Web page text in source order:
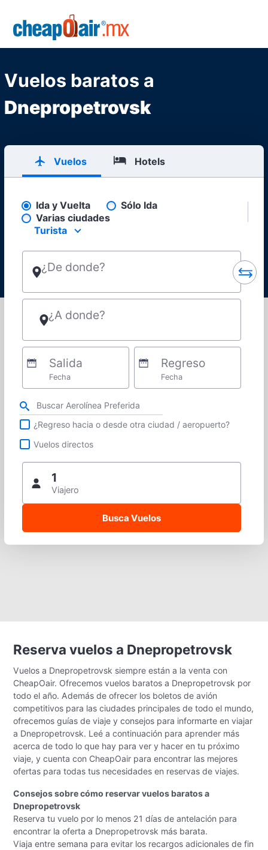
Skip to main content
Vuelos baratos a
Dnepropetrovsk
Vuelos Hotels
Pick your flight type
Ida y Vuelta
Sólo Ida
Varias ciudades
Select your preferred seating class.
Turista
¿De donde?
¿A donde?
Salida
Fecha
Regreso
Fecha
Refina tu búsqueda por aerolínea, ciudad o aeropuerto o vuelos directos
¿Regreso hacia o desde otra ciudad / aeropuerto?
Vuelos directos
1
Viajero
Reserva vuelos a Dnepropetrovsk
Vuelos a Dnepropetrovsk siempre están a la venta con
CheapOair. Ofrecemos vuelos baratos a Dnepropetrovsk por
todo el año. Además de ofrecer los boletos de avión
competitivos para las ciudades principales de todo el mundo,
ofrecemos guías de viaje y consejos para informarte en viajar
a Dnepropetrovsk. Leé a continuación para aprender más
acerca de todo lo que hay para ver y hacer en tu próximo
viaje, y cuenta con CheapOair para encontrar las mejores
ofertas para todas tus necesidades en reservas de viajes.
Consejos sobre cómo reservar vuelos baratos a
Dnepropetrovsk
Reserva tu vuelo por lo menos 21 días de antelación para
encontrar la oferta a Dnepropetrovsk más barata.
Viaja entre semana para evitar los recargos adicionales de fin